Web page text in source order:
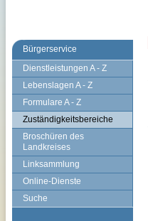
Bürgerservice
Dienstleistungen A - Z
Lebenslagen A - Z
Formulare A - Z
Zuständigkeitsbereiche
Broschüren des
Landkreises
Linksammlung
Online-Dienste
Suche